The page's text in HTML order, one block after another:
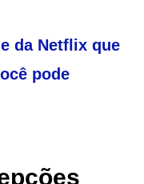
da Netflix que
pode